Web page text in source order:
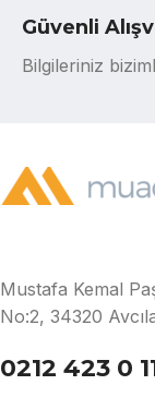
Güvenli
Bilgileriniz
Mustafa Kemal
No:2, 34320
0212 423 0